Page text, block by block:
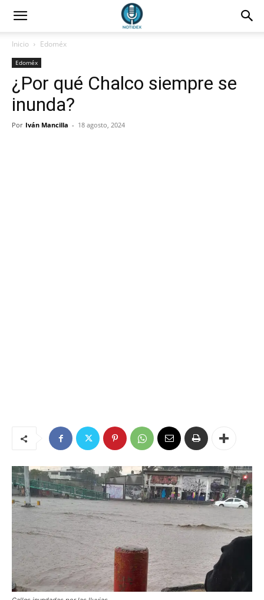
Inicio Edoméx
Edoméx
¿Por qué Chalco siempre se
inunda?
Por Iván Mancilla - 18 agosto, 2024